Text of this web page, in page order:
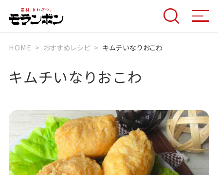
HOME おすすめレシピ キムチいなりおこわ
キムチいなりおこわ